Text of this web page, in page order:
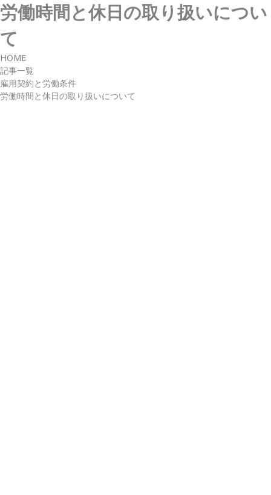
労働時間と休日の取り扱いについ
て
HOME
記事一覧
雇用契約と労働条件
労働時間と休日の取り扱いについて